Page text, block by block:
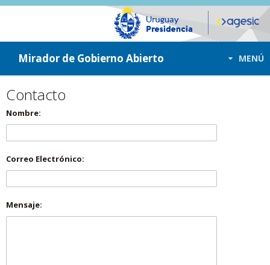
ir a contenido
ir al menú
Mirador de Gobierno Abierto MENÚ
Contacto
Nombre:
Correo Electrónico:
Mensaje: